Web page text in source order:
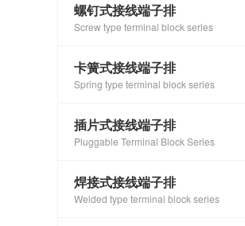
螺钉式接线端子排
Screw type terminal block series
卡簧式接线端子排
Spring type terminal block series
插片式接线端子排
Pluggable Terminal Block Series
焊接式接线端子排
Welded type terminal block series